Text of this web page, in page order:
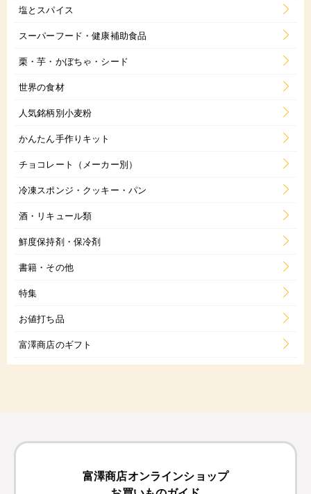
塩とスパイス
スーパーフード・健康補助食品
栗・芋・かぼちゃ・シード
世界の食材
人気銘柄別小麦粉
かんたん手作りキット
チョコレート（メーカー別）
冷凍スポンジ・クッキー・パン
酒・リキュール類
鮮度保持剤・保冷剤
書籍・その他
特集
お値打ち品
富澤商店のギフト
富澤商店オンラインショップ